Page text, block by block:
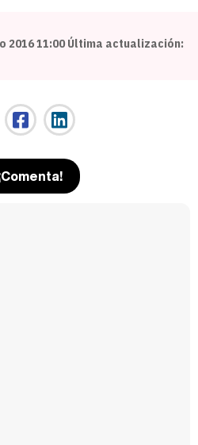
2016 11:00 Última actualización: